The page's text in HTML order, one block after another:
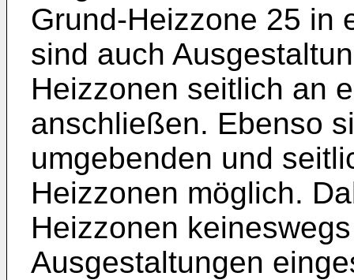
Grund-Heizzone 25 in
sind auch
Heizzonen seitlich an
anschließen. Ebenso
umgebenden und
Heizzonen möglich.
Heizzonen
Ausgestaltungen